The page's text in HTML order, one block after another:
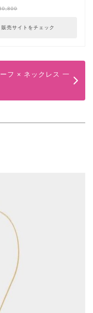
販売サイトをチェック
フ × ネックレス 一